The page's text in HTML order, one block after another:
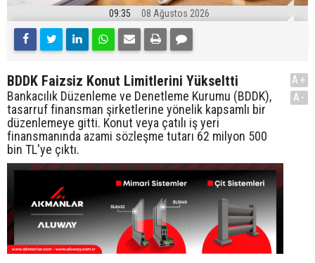
09:35 08 Ağustos 2026
BDDK Faizsiz Konut Limitlerini Yükseltti
Bankacılık Düzenleme ve Denetleme Kurumu (BDDK),
tasarruf finansman şirketlerine yönelik kapsamlı bir
düzenlemeye gitti. Konut veya çatılı iş yeri
finansmanında azami sözleşme tutarı 62 milyon 500
bin TL'ye çıktı.
A+
A-